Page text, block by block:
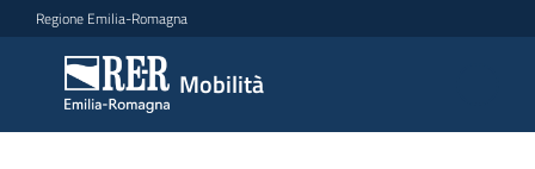
Vai al contenuto
Vai alla navigazione
Vai al footer
Regione Emilia-Romagna
Mobilità
Mobilità